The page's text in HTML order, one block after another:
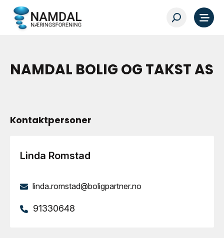
NAMDAL BOLIG OG TAKST AS
Kontaktpersoner
Linda Romstad
linda.romstad@boligpartner.no
91330648